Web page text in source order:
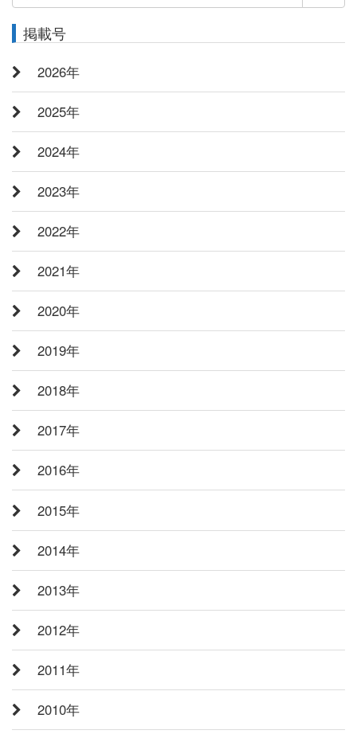
索:
掲載号
2026年
2025年
2024年
2023年
2022年
2021年
2020年
2019年
2018年
2017年
2016年
2015年
2014年
2013年
2012年
2011年
2010年